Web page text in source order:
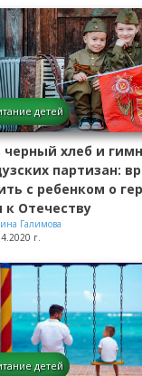
детей
черный хлеб и гимн
партизан:
с ребенком о
к Отечеству
Галимова
г.
детей